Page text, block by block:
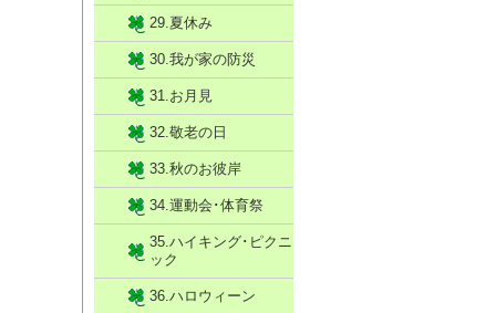
29.夏休み
30.我が家の防災
31.お月見
32.敬老の日
33.秋のお彼岸
34.運動会･体育祭
35.ハイキング･ピクニ
ック
36.ハロウィーン